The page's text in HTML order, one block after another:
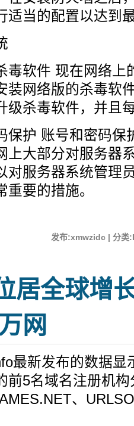
适当的配置以达到
毒软件 现在网络上
装网络版的杀毒软
级杀毒软件，并且
保护 账号和密码保
上大部分对服务器
对服务器系统管理
重要的措施。
发布:xmwzidc | 分类
居全球增
网
最新发布的数据显
前5名域名注册机
、